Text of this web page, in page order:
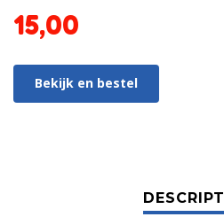
15,00
Bekijk en bestel